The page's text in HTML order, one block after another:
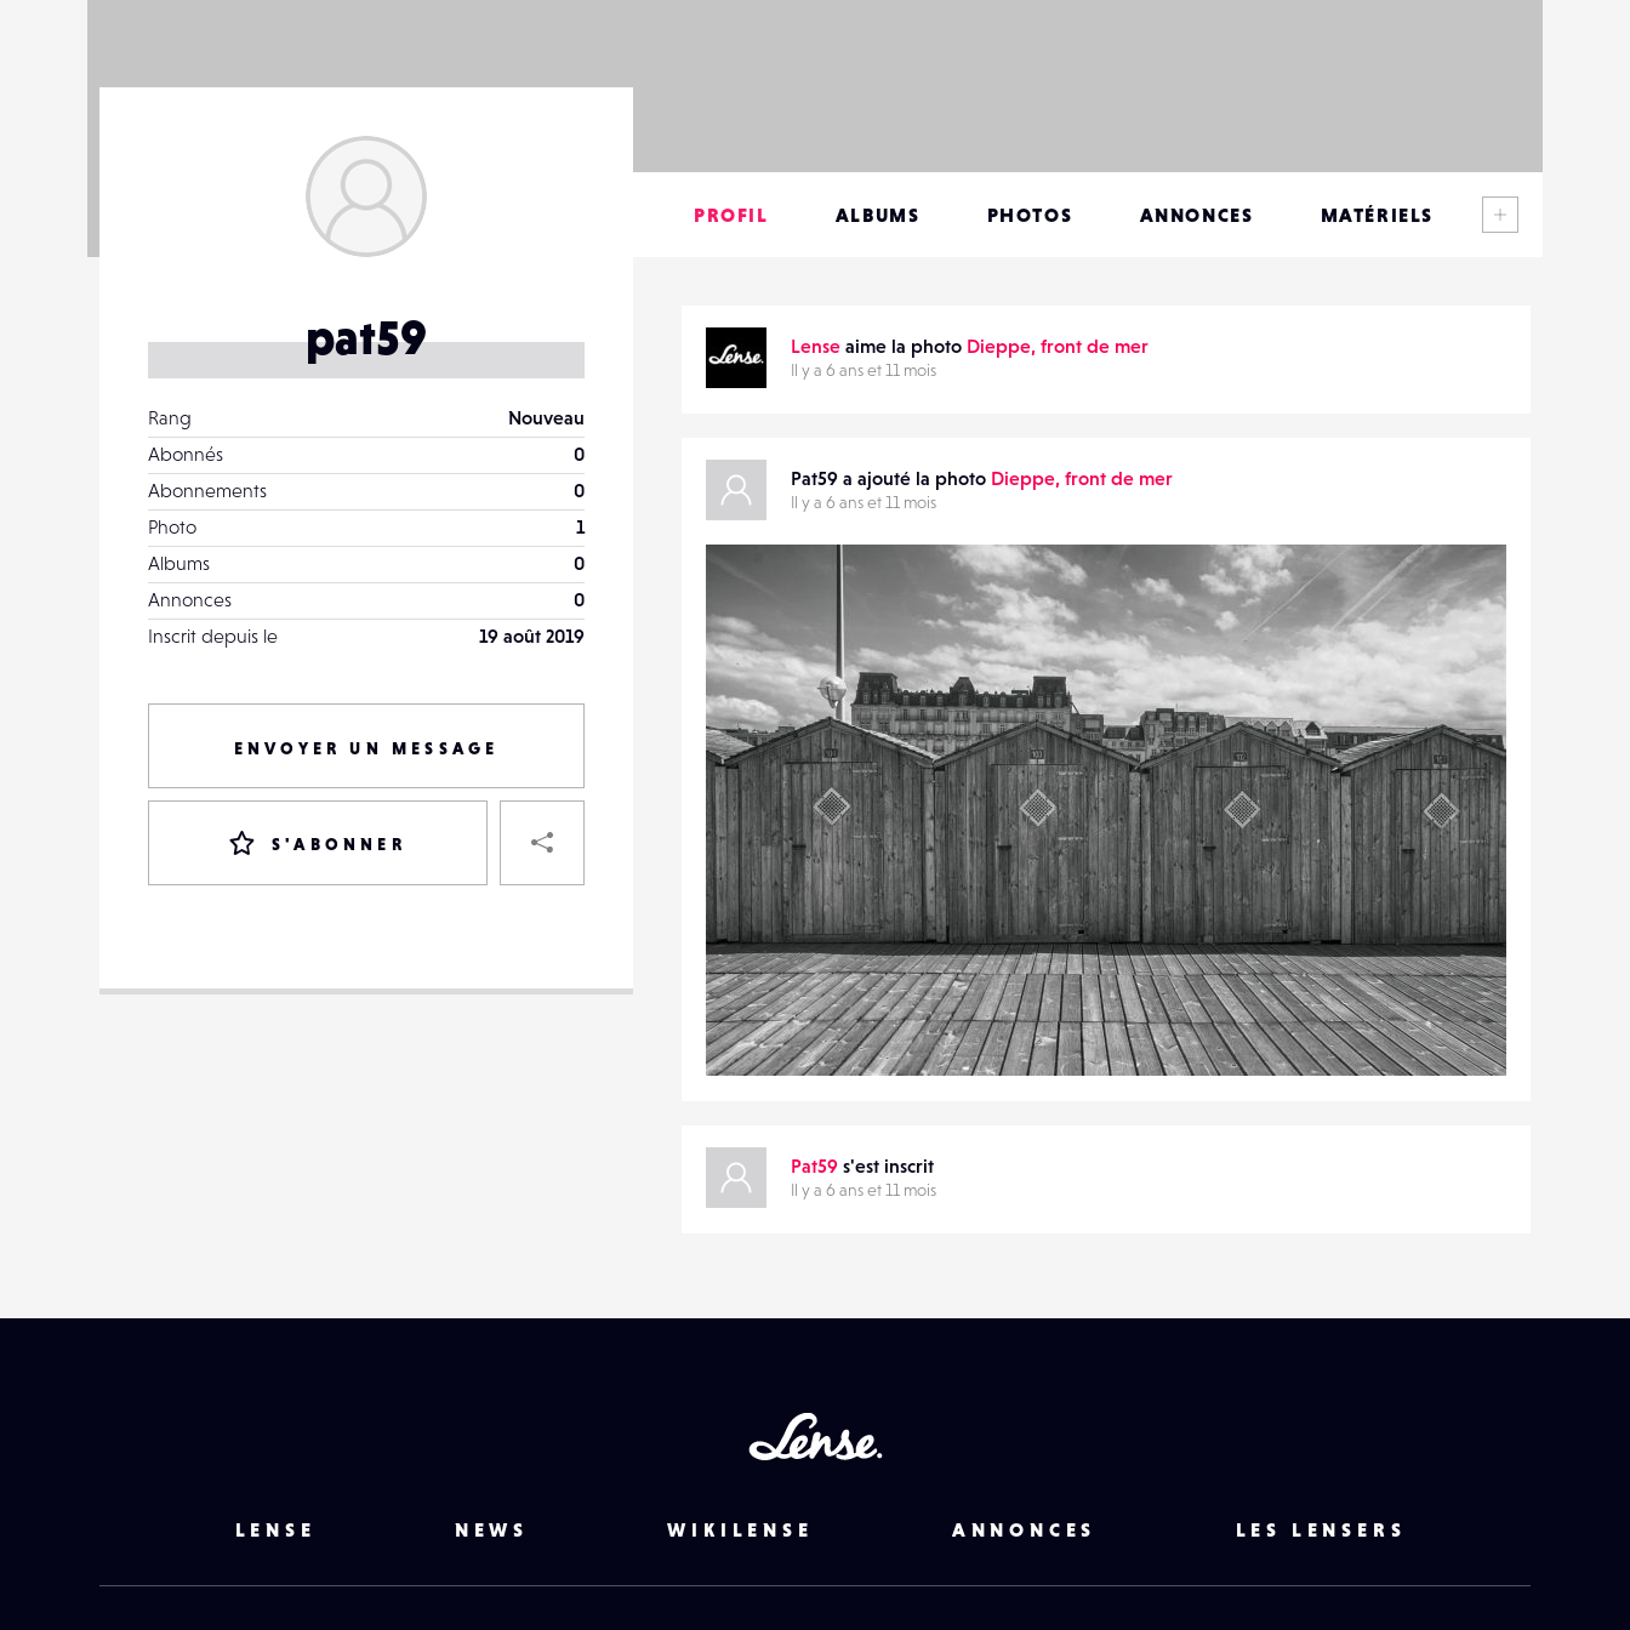
pat59
Rang
Nouveau
Abonnés
0
Abonnements
0
Photo
1
Albums
0
Annonces
0
Inscrit depuis le
19 août 2019
ENVOYER UN MESSAGE
S'ABONNER
DESTINATAIRE
VOTRE
DESTINATAIRE
PROFIL ALBUMS PHOTOS ANNONCES MATÉRIELS
Lense aime la photo Dieppe, front de mer
Il y a 6 ans et 11 mois
Pat59 a ajouté la photo Dieppe, front de mer
Il y a 6 ans et 11 mois
1
10
Pat59 s'est inscrit
Il y a 6 ans et 11 mois
LENSE NEWS WIKILENSE ANNONCES LES LENSERS